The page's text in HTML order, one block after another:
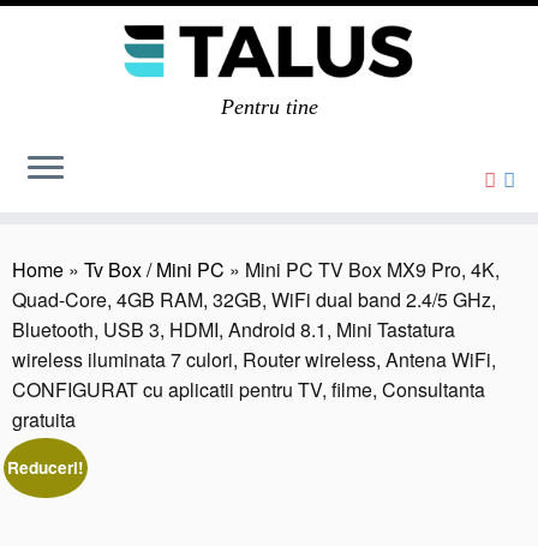
Pentru tine
Home » Tv Box / Mini PC » Mini PC TV Box MX9 Pro, 4K,
Quad-Core, 4GB RAM, 32GB, WiFi dual band 2.4/5 GHz,
Bluetooth, USB 3, HDMI, Android 8.1, Mini Tastatura
wireless iluminata 7 culori, Router wireless, Antena WiFi,
CONFIGURAT cu aplicatii pentru TV, filme, Consultanta
gratuita
Reduceri!